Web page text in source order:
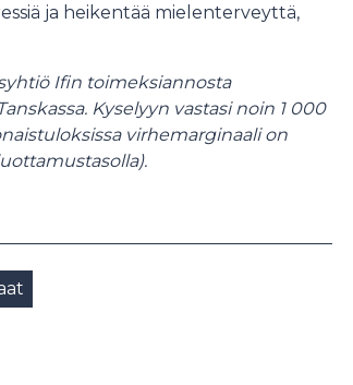
ja heikentää mielenterveyttä,
Ifin toimeksiannosta
Kyselyyn vastasi noin 1 000
virhemarginaali on